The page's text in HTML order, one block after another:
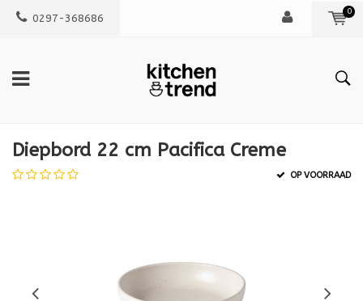
0297-368686
0
Diepbord 22 cm Pacifica Creme
OP VOORRAAD